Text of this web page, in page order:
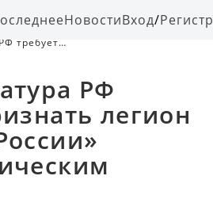
НовостиВход/
требует
РФ
легион